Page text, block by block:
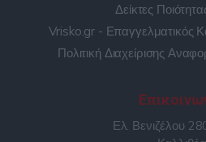
Δείκτες
Vrisko.gr - Επαγγελματικός
Πολιτική Διαχείρισης
Ελ. Βενιζέλου